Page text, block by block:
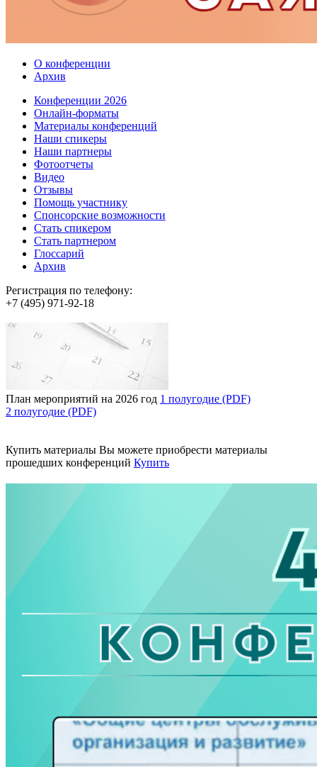
О конференции
Архив
Конференции 2026
Онлайн-форматы
Материалы конференций
Наши спикеры
Наши партнеры
Фотоотчеты
Видео
Отзывы
Помощь участнику
Спонсорские возможности
Стать спикером
Стать партнером
Глоссарий
Архив
Регистрация по телефону:
+7 (495) 971-92-18
План мероприятий на 2026 год 1 полугодие (PDF)
2 полугодие (PDF)
Купить материалы Вы можете приобрести материалы
прошедших конференций Купить